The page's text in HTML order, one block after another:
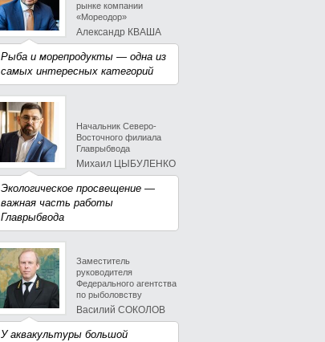
рынке компании
«Мореодор»
Александр КВАША
Рыба и морепродукты — одна из
самых интересных категорий
Начальник Северо-
Восточного филиала
Главрыбвода
Михаил ЦЫБУЛЕНКО
Экологическое просвещение —
важная часть работы
Главрыбвода
Заместитель
руководителя
Федерального агентства
по рыболовству
Василий СОКОЛОВ
У аквакультуры большой